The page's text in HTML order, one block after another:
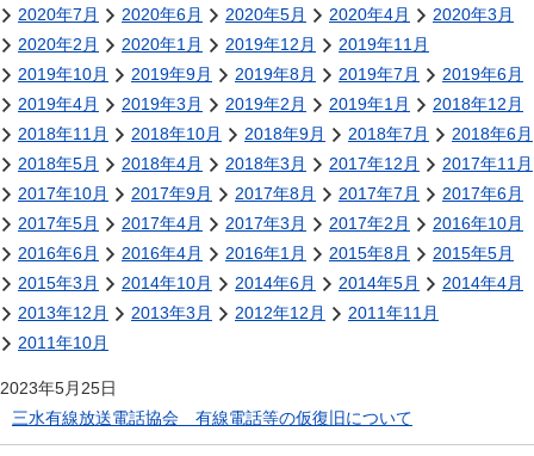
2020年7月
2020年6月 2020年5月 2020年4月
2020年3月
2020年2月
2020年1月 2019年12月
2019年11月
2019年10月
2019年9月 2019年8月 2019年7月
2019年6月
2019年4月
2019年3月 2019年2月 2019年1月
2018年12月
2018年11月
2018年10月 2018年9月 2018年7月
2018年6月
2018年5月
2018年4月 2018年3月 2017年12月
2017年11月
2017年10月
2017年9月 2017年8月 2017年7月
2017年6月
2017年5月
2017年4月 2017年3月 2017年2月
2016年10月
2016年6月
2016年4月 2016年1月 2015年8月
2015年5月
2015年3月
2014年10月 2014年6月 2014年5月
2014年4月
2013年12月
2013年3月 2012年12月
2011年11月
2011年10月
2023年5月25日
三水有線放送電話協会 有線電話等の仮復旧について